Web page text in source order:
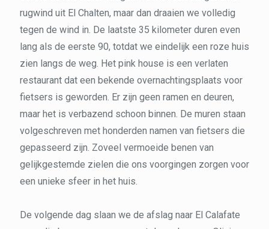
rugwind uit El Chalten, maar dan draaien we volledig
tegen de wind in. De laatste 35 kilometer duren even
lang als de eerste 90, totdat we eindelijk een roze huis
zien langs de weg. Het pink house is een verlaten
restaurant dat een bekende overnachtingsplaats voor
fietsers is geworden. Er zijn geen ramen en deuren,
maar het is verbazend schoon binnen. De muren staan
volgeschreven met honderden namen van fietsers die
gepasseerd zijn. Zoveel vermoeide benen van
gelijkgestemde zielen die ons voorgingen zorgen voor
een unieke sfeer in het huis.
De volgende dag slaan we de afslag naar El Calafate